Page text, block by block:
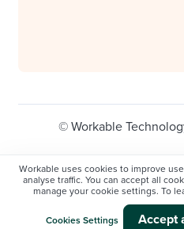
Workable uses cookies to improve
analyse traffic. You can accept all
manage your cookie settings. To
Cookies Settings Accept
© Workable
Privacy policy
Do not sell/share my
Modern